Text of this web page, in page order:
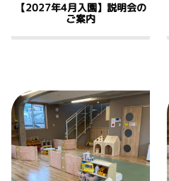
【2027年4月入園】説明会の
ご案内